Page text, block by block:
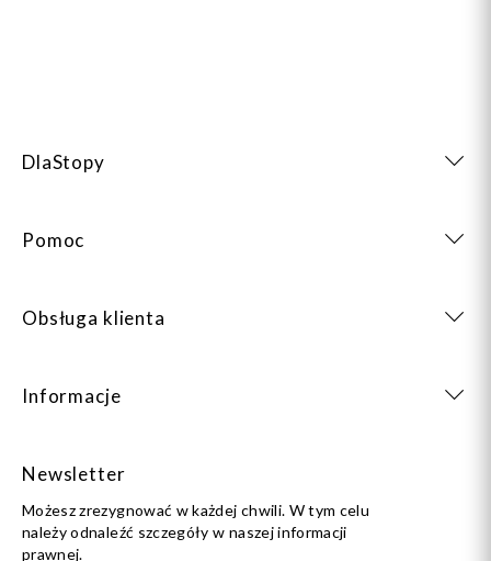
DlaStopy
Pomoc
Obsługa klienta
Informacje
Newsletter
Możesz zrezygnować w każdej chwili. W tym celu
należy odnaleźć szczegóły w naszej informacji
prawnej.